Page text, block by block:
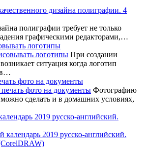
полиграфии требует не только
графическими редакторами,…
логотипы
При создании
ситуация когда логотип
в…
фото на документы
Фотографию
сделать и в домашних условиях,
2019 русско-английский.